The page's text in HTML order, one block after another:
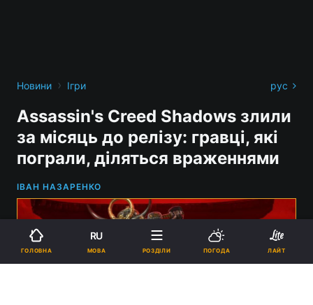
Новини › Ігри рус
Assassin's Creed Shadows злили
за місяць до релізу: гравці, які
пограли, діляться враженнями
ІВАН НАЗАРЕНКО
ГОЛОВНА
RU
МОВА РОЗДІЛИ ПОГОДА ЛАЙТ